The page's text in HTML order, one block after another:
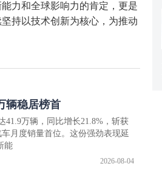
力和全球影响力的肯定，更是
持以技术创新为核心，为推动
辆稳居榜首
41.9万辆，同比增长21.8%，斩获
月度销量首位。这份强劲表现延
能
2026-08-04